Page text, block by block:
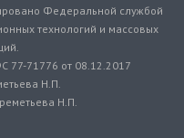
Федеральной службой
технологий и массовых
77-71776 от 08.12.2017
Н.П.
Н.П.